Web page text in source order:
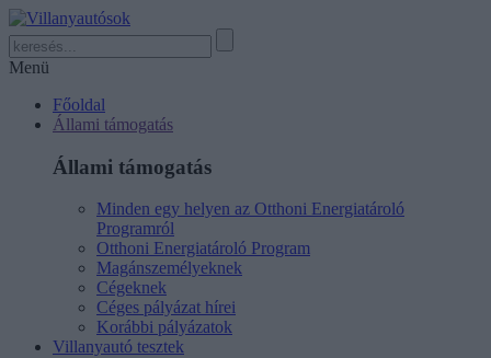
Menü
Főoldal
Állami támogatás
Állami támogatás
Minden egy helyen az Otthoni Energiatároló
Programról
Otthoni Energiatároló Program
Magánszemélyeknek
Cégeknek
Céges pályázat hírei
Korábbi pályázatok
Villanyautó tesztek